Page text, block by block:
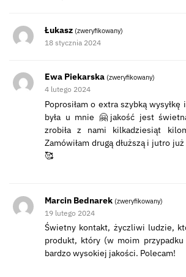
Łukasz (zweryfikowany)
18 stycznia 2024
Ewa Piekarska (zweryfikowany)
4 lutego 2024
Poprosiłam o extra szybką
była u mnie 🤗jakość jest
zrobiła z nami kilkadziesiąt
Zamówiłam drugą dłuższą i jutro
🥰
Marcin Bednarek (zweryfikowany)
19 lutego 2024
Świetny kontakt, życzliwi ludzie,
produkt, który (w moim
bardzo wysokiej jakości. Polecam!